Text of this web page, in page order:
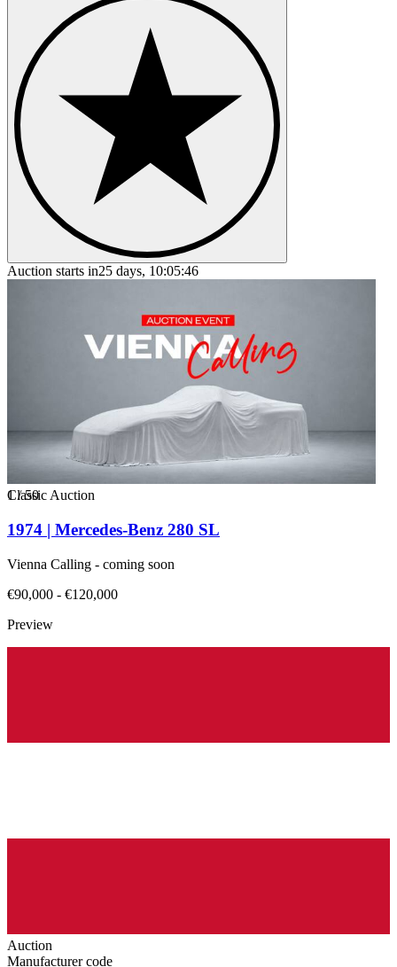
Auction starts in25 days, 10:05:46
1/50
Classic Auction
1974 | Mercedes-Benz 280 SL
Vienna Calling - coming soon
€90,000 - €120,000
Preview
Auction
Manufacturer code